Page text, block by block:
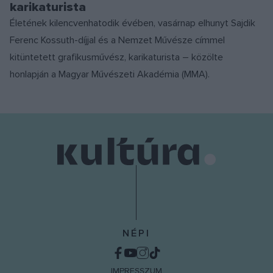
karikaturista
Életének kilencvenhatodik évében, vasárnap elhunyt Sajdik
Ferenc Kossuth-díjjal és a Nemzet Művésze címmel
kitüntetett grafikusművész, karikaturista – közölte
honlapján a Magyar Művészeti Akadémia (MMA).
NÉPI
IMPRESSZUM